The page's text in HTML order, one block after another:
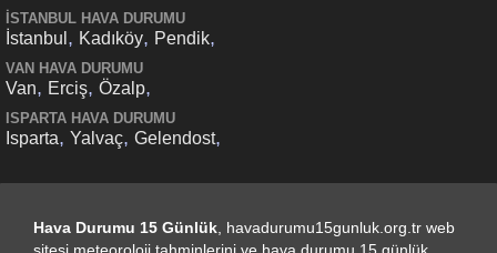
İSTANBUL HAVA DURUMU
İstanbul , Kadıköy, Pendik,
VAN HAVA DURUMU
Van, Erciş, Özalp,
ISPARTA HAVA DURUMU
Isparta, Yalvaç, Gelendost,
Hava Durumu 15 Günlük , havadurumu15gunluk.org.tr web
sitesi meteoroloji tahminlerini ve hava durumu 15 günlük